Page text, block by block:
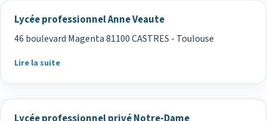
Lycée professionnel Anne Veaute
46 boulevard Magenta 81100 CASTRES - Toulouse
Lire la suite